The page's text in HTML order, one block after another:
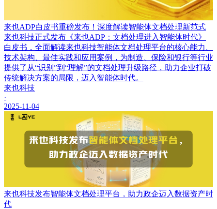
来也ADP白皮书重磅发布！深度解读智能体文档处理新范式
来也科技正式发布《来也ADP：文档处理进入智能体时代》
白皮书，全面解读来也科技智能体文档处理平台的核心能力、
技术架构、最佳实践和应用案例，为制造、保险和银行等行业
提供了从“识别”到“理解”的文档处理升级路径，助力企业打破
传统解决方案的局限，迈入智能体时代。
来也科技
·
2025-11-04
来也科技发布智能体文档处理平台，助力政企迈入数据资产时
代